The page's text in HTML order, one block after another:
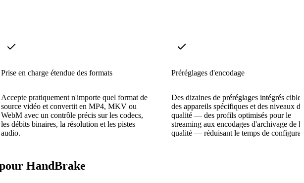
Prise en charge étendue des formats
Accepte pratiquement n'importe quel format de
source vidéo et convertit en MP4, MKV ou
WebM avec un contrôle précis sur les codecs,
les débits binaires, la résolution et les pistes
audio.
Préréglages d'encodage
Des dizaines de préréglages intégrés
des appareils spécifiques et des niveaux de
qualité — des profils optimisés pour le
streaming aux encodages d'archivage de
qualité — réduisant le temps de
HandBrake